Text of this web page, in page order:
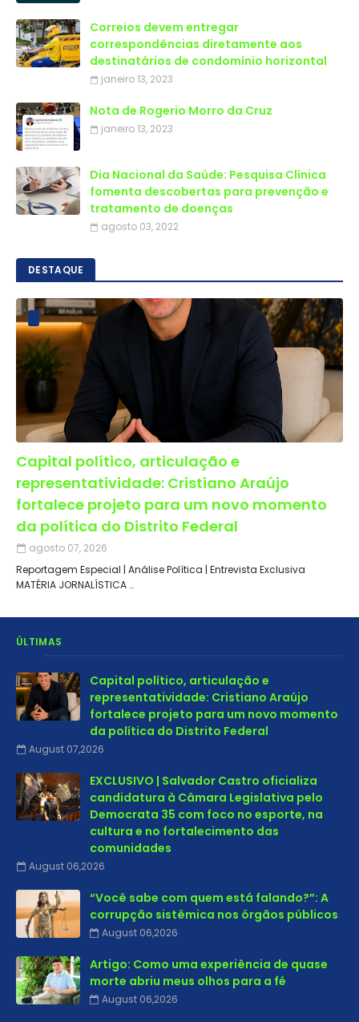
Correios devem entregar
correspondências diretamente aos
destinatários de condomínio horizontal
janeiro 13, 2023
Nota de Rogerio Morro da Cruz
janeiro 13, 2023
Dia Nacional da Saúde: Pesquisa Clínica
fomenta descobertas para prevenção e
tratamento de doenças
agosto 03, 2022
DESTAQUE
Capital político, articulação e
representatividade: Cristiano Araújo
fortalece projeto para um novo momento
da política do Distrito Federal
agosto 07, 2026
Reportagem Especial | Análise Política | Entrevista Exclusiva
MATÉRIA JORNALÍSTICA …
ÚLTIMAS
Capital político, articulação e
representatividade: Cristiano Araújo
fortalece projeto para um novo momento
da política do Distrito Federal
August 07,2026
EXCLUSIVO | Salvador Castro oficializa
candidatura à Câmara Legislativa pelo
Democrata 35 com foco no esporte, na
cultura e no fortalecimento das
comunidades
August 06,2026
“Você sabe com quem está falando?”: A
corrupção sistêmica nos órgãos públicos
August 06,2026
Artigo: Como uma experiência de quase
morte abriu meus olhos para a fé
August 06,2026